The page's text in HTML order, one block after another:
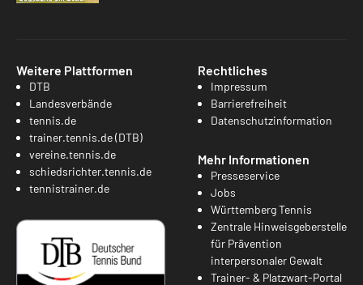
Weitere Plattformen
DTB
Landesverbände
tennis.de
trainer.tennis.de (DTB)
vereine.tennis.de
schiedsrichter.tennis.de
tennistrainer.de
Rechtliches
Impressum
Barrierefreiheit
Datenschutzinformation
Mehr Informationen
Presseservice
Jobs
Württemberg Tennis
Zentrale Hinweisgeberstelle
für Prävention
interpersonaler Gewalt
Trainer- & Platzwart-Portal